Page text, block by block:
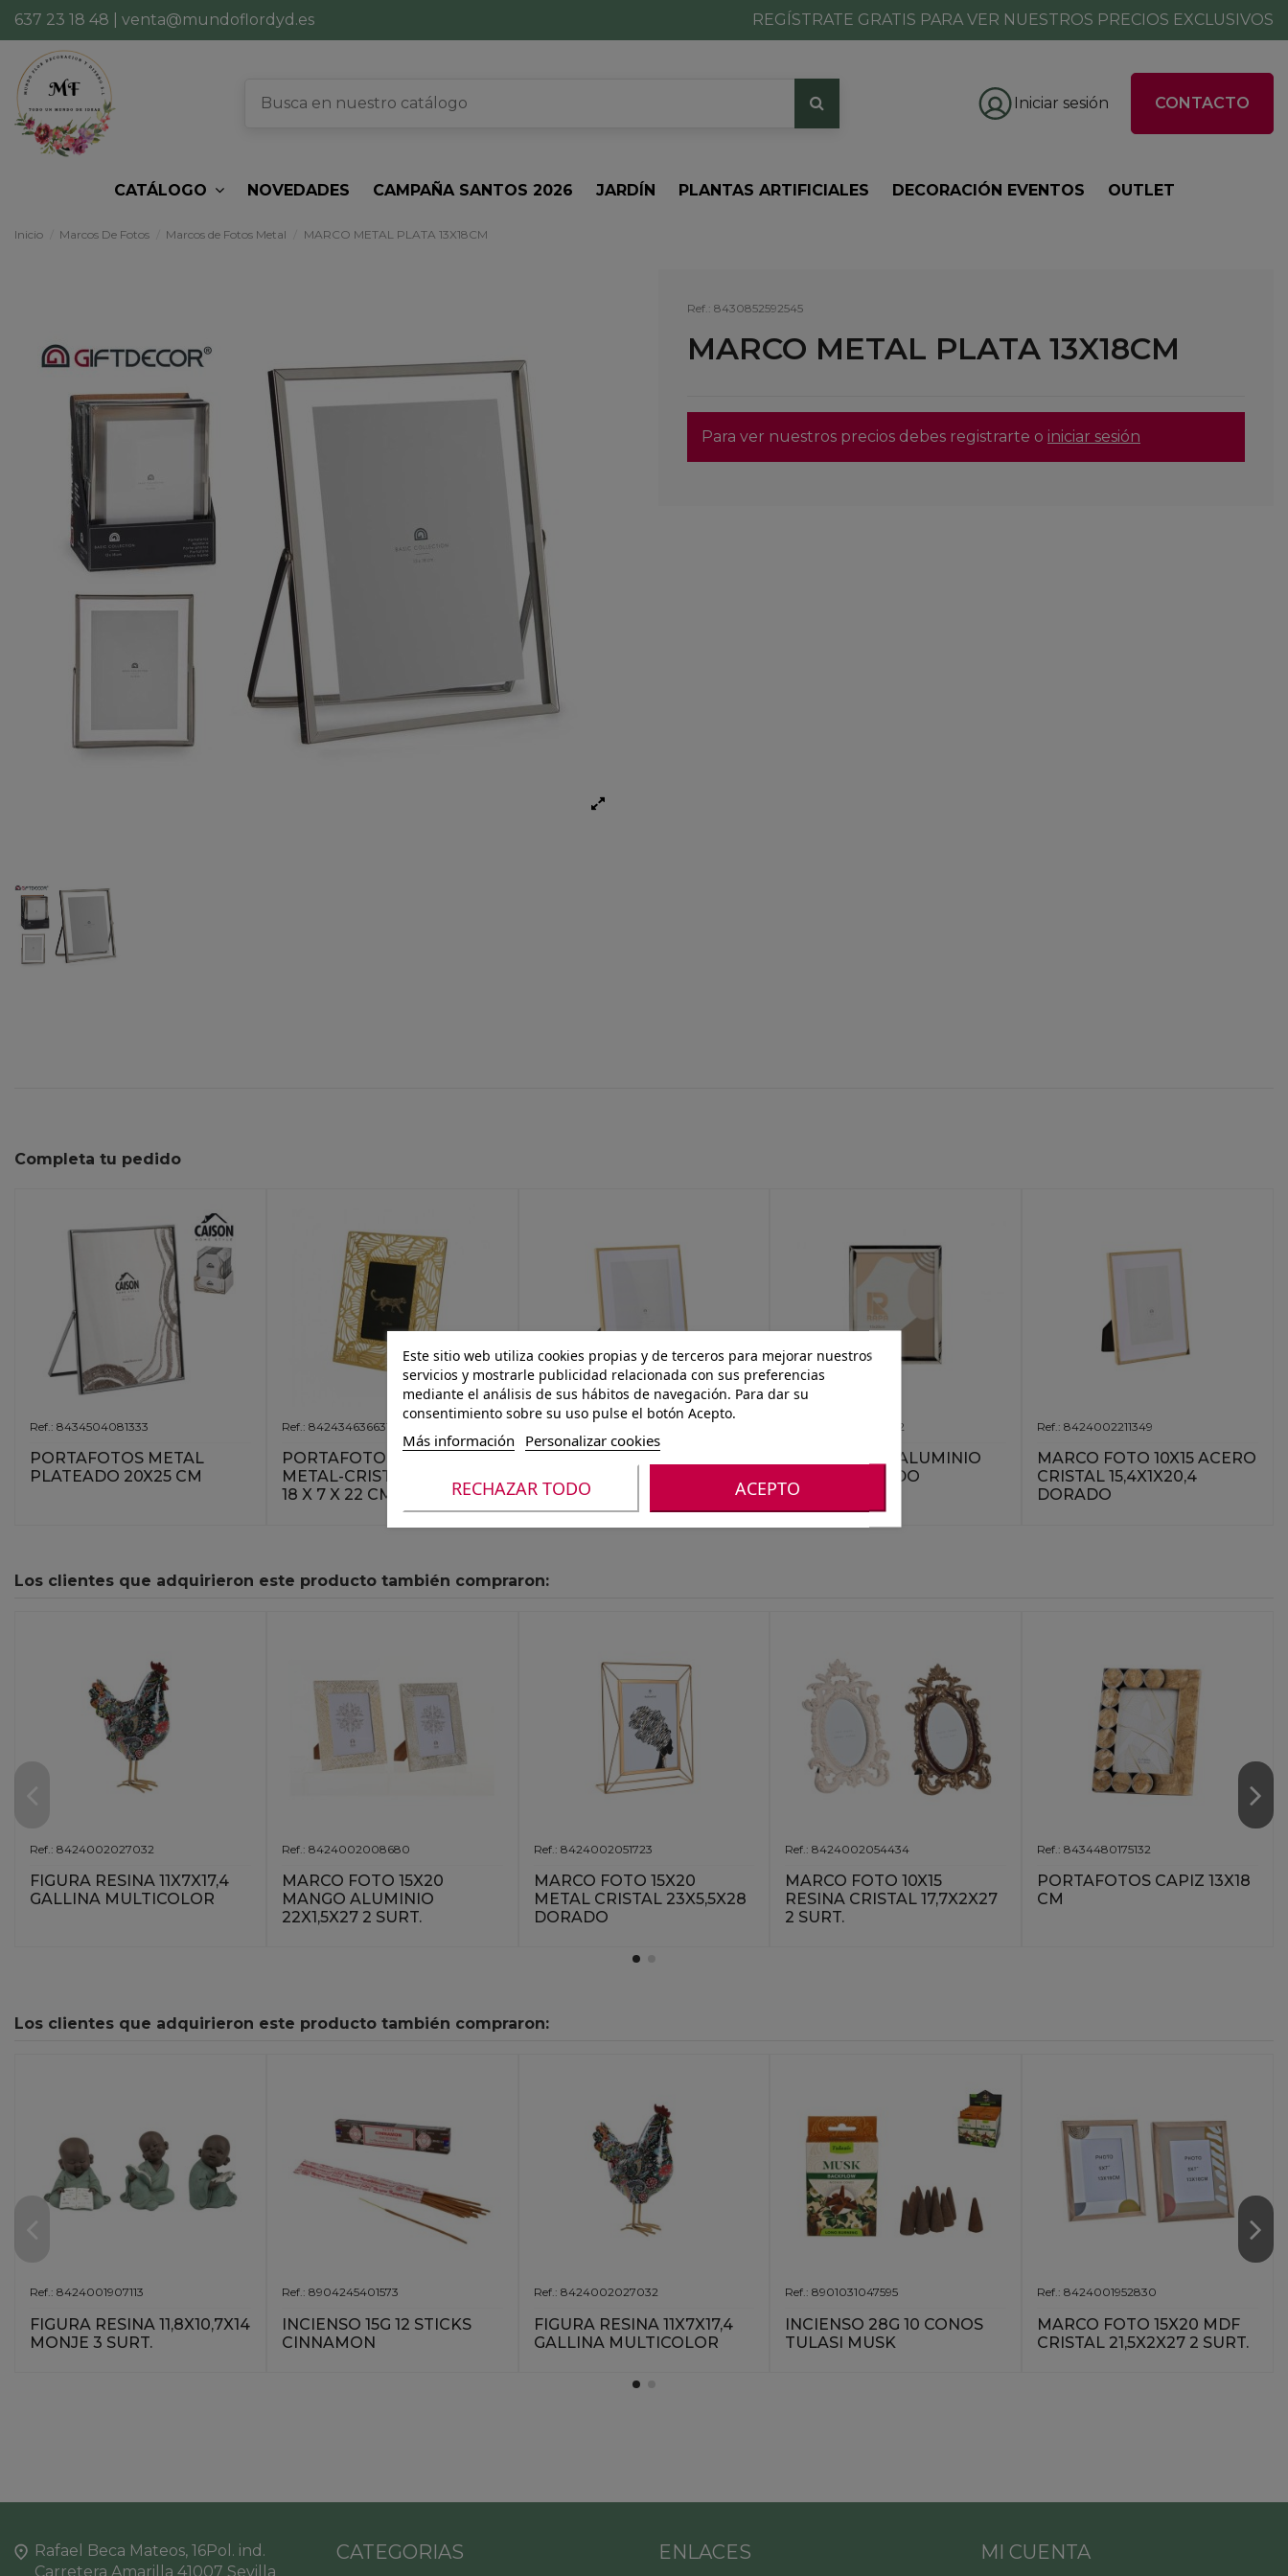
637 23 18 48 venta@mundoflordyd.es REGÍSTRATE GRATIS PARA VER NUESTROS PRECIOS EXCLUSIVOS
Iniciar sesión CONTACTO
CATÁLOGO NOVEDADES CAMPAÑA SANTOS 2026 JARDÍN PLANTAS ARTIFICIALES DECORACIÓN EVENTOS OUTLET
Inicio Marcos De Fotos Marcos de Fotos Metal MARCO METAL PLATA 13X18CM
Ref.: 8430852592545
MARCO METAL PLATA 13X18CM
Para ver nuestros precios debes registrarte o iniciar sesión
Completa tu pedido
Ref.: 8434504081333
PORTAFOTOS METAL
PLATEADO 20X25 CM
Ref.: 8424346366316
PORTAFOTOS 10X15
METAL-CRISTAL DORADO
18 X 7 X 22 CM
Ref.: 8424002211363
20,5X1X25,5 DORADO
Ref.: 8000003011562
PORTA FOTO ALUMINIO
15*20 PLATEADO
Ref.: 8424002211349
MARCO FOTO 10X15 ACERO
CRISTAL 15,4X1X20,4
DORADO
Los clientes que adquirieron este producto también compraron:
Ref.: 8424002027032
FIGURA RESINA 11X7X17,4
GALLINA MULTICOLOR
Ref.: 8424002008680
MARCO FOTO 15X20
MANGO ALUMINIO
22X1,5X27 2 SURT.
Ref.: 8424002051723
MARCO FOTO 15X20
METAL CRISTAL 23X5,5X28
DORADO
Ref.: 8424002054434
MARCO FOTO 10X15
RESINA CRISTAL 17,7X2X27
2 SURT.
Ref.: 8434480175132
PORTAFOTOS CAPIZ 13X18
CM
Los clientes que adquirieron este producto también compraron:
Ref.: 8424001907113
FIGURA RESINA 11,8X10,7X14
MONJE 3 SURT.
Ref.: 8904245401573
INCIENSO 15G 12 STICKS
CINNAMON
Ref.: 8424002027032
FIGURA RESINA 11X7X17,4
GALLINA MULTICOLOR
Ref.: 8901031047595
INCIENSO 28G 10 CONOS
TULASI MUSK
Ref.: 8424001952830
MARCO FOTO 15X20 MDF
CRISTAL 21,5X2X27 2 SURT.
Rafael Beca Mateos, 16Pol. ind.
Carretera Amarilla 41007 Sevilla
CATEGORIAS ENLACES MI CUENTA
Este sitio web utiliza cookies propias y de terceros para mejorar nuestros
servicios y mostrarle publicidad relacionada con sus preferencias
mediante el análisis de sus hábitos de navegación. Para dar su
consentimiento sobre su uso pulse el botón Acepto.
Más información Personalizar cookies
RECHAZAR TODO ACEPTO